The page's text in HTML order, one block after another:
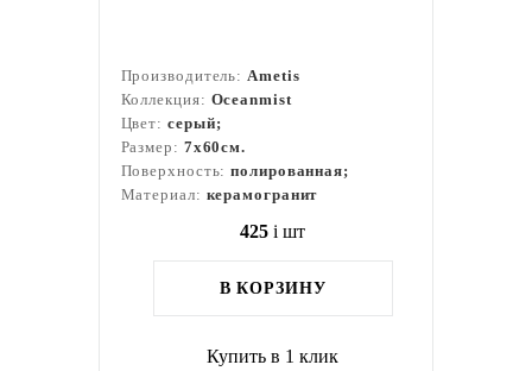
Производитель:Ametis
Коллекция: Oceanmist
Цвет: серый;
Размер: 7x60см.
Поверхность:полированная;
Материал: керамогранит
425 i шт
В КОРЗИНУ
Купить в 1 клик